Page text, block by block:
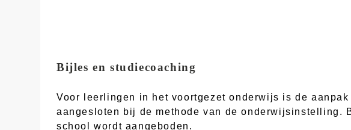
Bijles en studiecoaching
Voor leerlingen in het voortgezet onderwijs is de
aangesloten bij de methode van de
school wordt aangeboden.